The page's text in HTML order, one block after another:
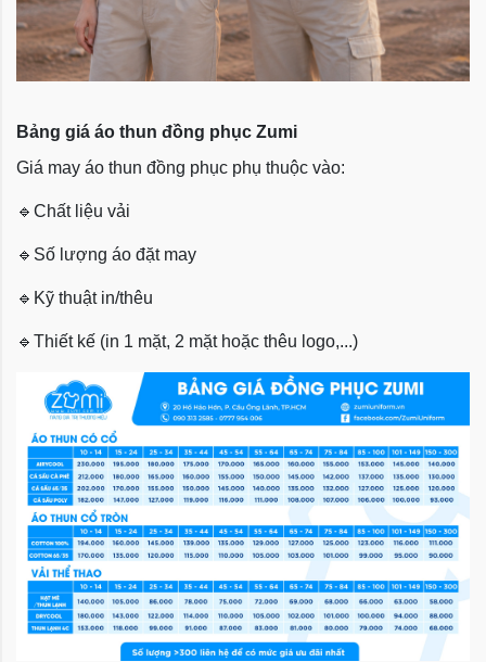
Bảng giá áo thun đồng phục Zumi
Giá may áo thun đồng phục phụ thuộc vào:
🔹 Chất liệu vải
🔹 Số lượng áo đặt may
🔹 Kỹ thuật in/thêu
🔹 Thiết kế (in 1 mặt, 2 mặt hoặc thêu logo,...)